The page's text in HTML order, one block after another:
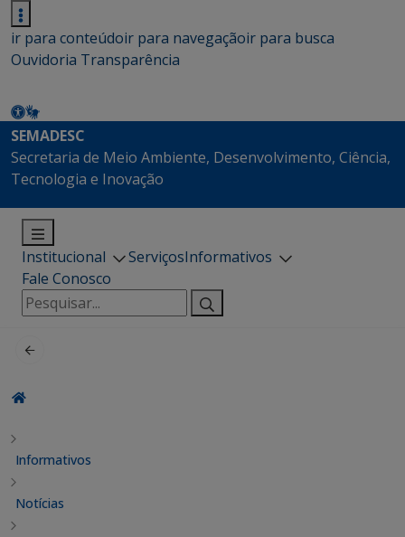
ir para conteúdoir para navegaçãoir para busca
Ouvidoria Transparência
SEMADESC
Secretaria de Meio Ambiente, Desenvolvimento, Ciência,
Tecnologia e Inovação
Institucional ServiçosInformativos
Fale Conosco
Pesquisar
por:
Informativos
Notícias